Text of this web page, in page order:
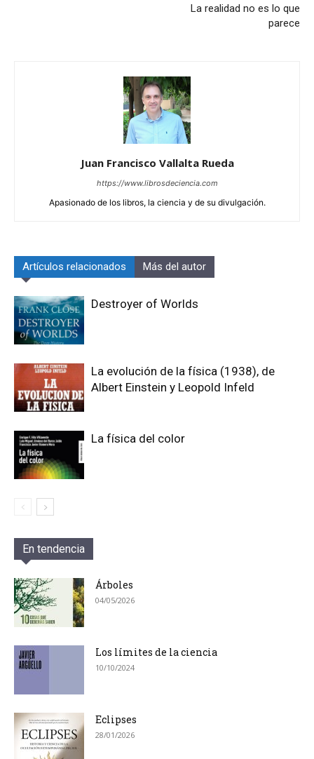
La realidad no es lo que
parece
Juan Francisco Vallalta Rueda
https://www.librosdeciencia.com
Apasionado de los libros, la ciencia y de su divulgación.
Artículos relacionados Más del autor
Destroyer of Worlds
La evolución de la física (1938), de
Albert Einstein y Leopold Infeld
La física del color
En tendencia
Árboles
04/05/2026
Los límites de la ciencia
10/10/2024
Eclipses
28/01/2026